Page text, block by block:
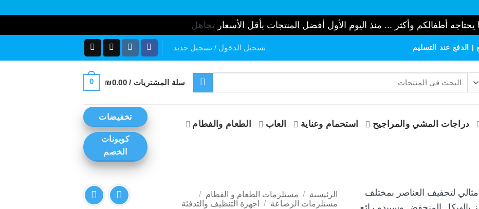
أطفالكم وأكثر ... منذ اليوم الأول أفضل المنتجات بأقل الأسعار تجاهل
الدفع عند التسليم تسجيل الدخول / تسجيل جديد
البحث
سلة المشتريات / ₪0.00
0
دراجات المشي والمراجيح استحمام وعناية العاب الطعام والفطام
تخفيضات
كوبونات
الخصم
الرئيسية / مستلزمات الطعام و الفطام /
مستلزمات الرضاعة / اجهزة التنظيف والتدفئة